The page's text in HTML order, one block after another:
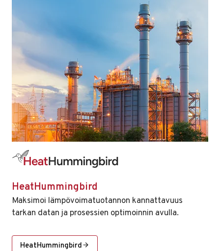
HeatHummingbird
Maksimoi lämpövoimatuotannon kannattavuus
tarkan datan ja prosessien optimoinnin avulla.
HeatHummingbird